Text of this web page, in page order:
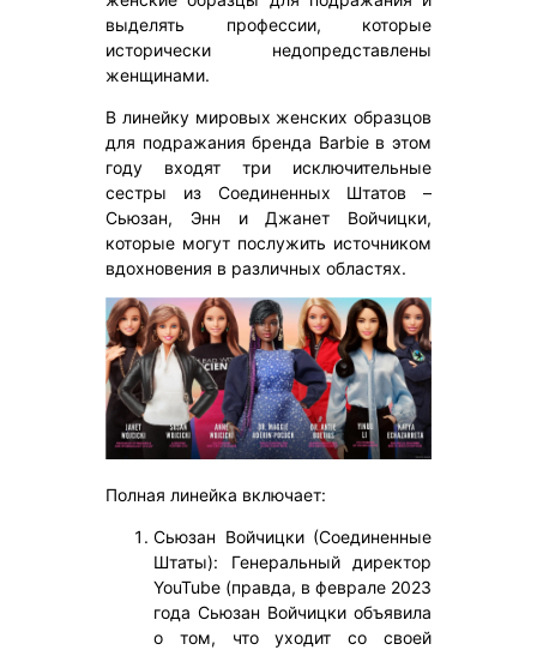
выделять профессии, которые
исторически недопредставлены
женщинами.
В линейку мировых женских образцов
для подражания бренда Barbie в этом
году входят три исключительные
сестры из Соединенных Штатов –
Сьюзан, Энн и Джанет Войчицки,
которые могут послужить источником
вдохновения в различных областях.
Полная линейка включает:
Сьюзан Войчицки (Соединенные
Штаты): Генеральный директор
YouTube (правда, в феврале 2023
года Сьюзан Войчицки объявила
о том, что уходит со своей